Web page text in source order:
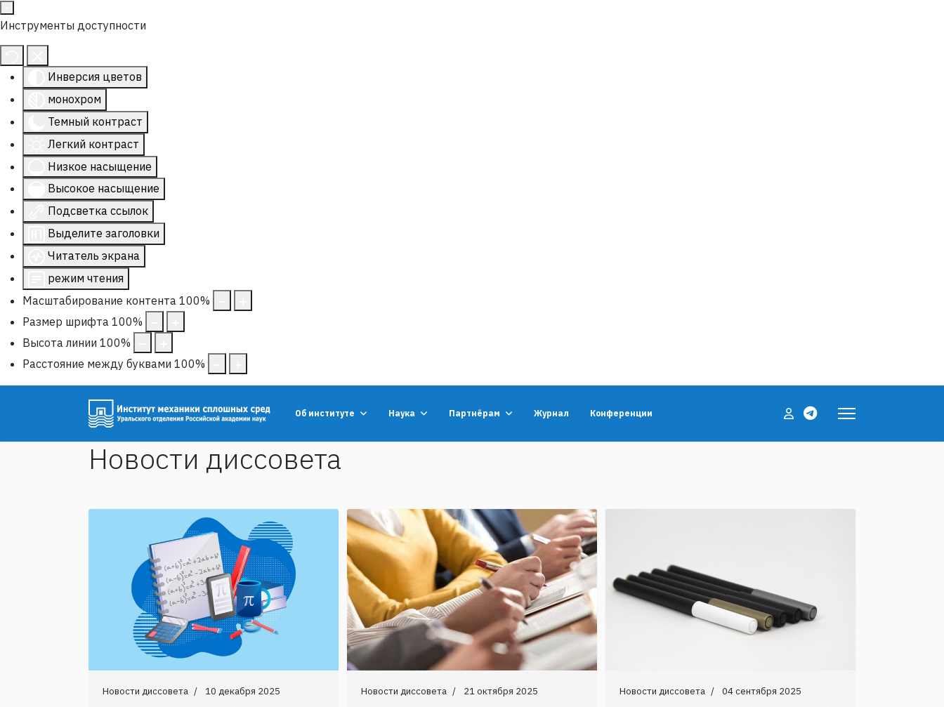
Инструменты доступности
Инверсия цветов
монохром
Темный контраст
Легкий контраст
Низкое насыщение
Высокое насыщение
Подсветка ссылок
Выделите заголовки
Читатель экрана
режим чтения
Масштабирование контента 100%
Размер шрифта 100%
Высота линии 100%
Расстояние между буквами 100%
Об институте Наука Партнёрам Журнал Конференции
Новости диссовета
Новости диссовета 10 декабря 2025 Новости диссовета 21 октября 2025 Новости диссовета 04 сентября 2025